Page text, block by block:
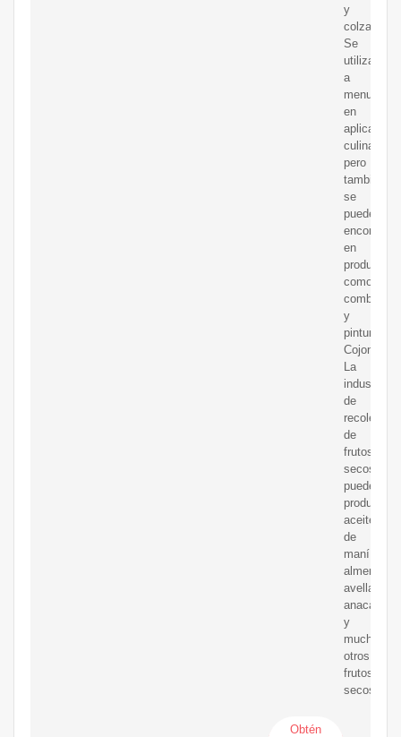
y
colza.
Se
utilizan
a
menudo
en
culinarias,
pero
también
se
pueden
encontrar
en
productos
como
y
pintura.
Cojones:
La
industria
de
de
frutos
secos
puede
producir
aceites
de
maní,
almendras,
avellanas,
anacardos
y
muchos
otros
frutos
secos.
Obtén